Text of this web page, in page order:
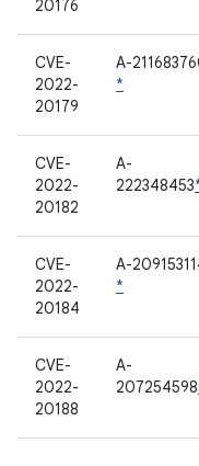
20176
CVE-
2022-
20179
A-
*
CVE-
2022-
20182
A-
222348453
CVE-
2022-
20184
A-
*
CVE-
2022-
20188
A-
207254598